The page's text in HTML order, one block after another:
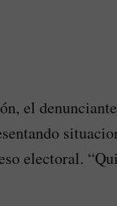
el
electoral.